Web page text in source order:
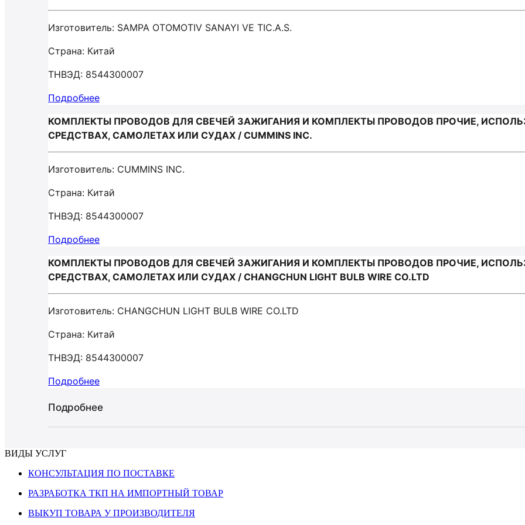
Изготовитель: SAMPA OTOMOTIV SANAYI VE TIC.A.S.
Страна: Китай
ТНВЭД: 8544300007
Подробнее
КОМПЛЕКТЫ ПРОВОДОВ ДЛЯ СВЕЧЕЙ ЗАЖИГАНИЯ И КОМПЛЕКТЫ ПРОВОДОВ ПРОЧИЕ,
СРЕДСТВАХ, САМОЛЕТАХ ИЛИ СУДАХ / CUMMINS INC.
Изготовитель: CUMMINS INC.
Страна: Китай
ТНВЭД: 8544300007
Подробнее
КОМПЛЕКТЫ ПРОВОДОВ ДЛЯ СВЕЧЕЙ ЗАЖИГАНИЯ И КОМПЛЕКТЫ ПРОВОДОВ ПРОЧИЕ,
СРЕДСТВАХ, САМОЛЕТАХ ИЛИ СУДАХ / CHANGCHUN LIGHT BULB WIRE CO.LTD
Изготовитель: CHANGCHUN LIGHT BULB WIRE CO.LTD
Страна: Китай
ТНВЭД: 8544300007
Подробнее
Подробнее
ВИДЫ УСЛУГ
КОНСУЛЬТАЦИЯ ПО ПОСТАВКЕ
РАЗРАБОТКА ТКП НА ИМПОРТНЫЙ ТОВАР
ВЫКУП ТОВАРА У ПРОИЗВОДИТЕЛЯ